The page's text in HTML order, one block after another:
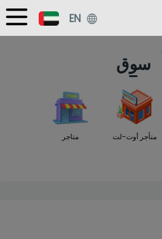
EN
سوق
متاجر متأجر أوت-لت